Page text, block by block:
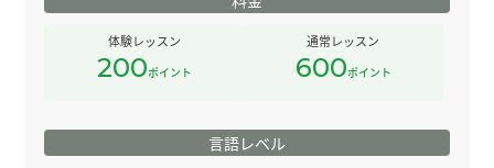
体験レッスン
200ポイント
通常レッスン
600ポイント
言語レベル